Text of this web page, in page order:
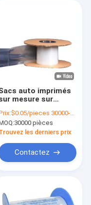
auto imprimés
mesure sur
pré-
Sacs auto
$0.05/pieces 30000-299999 pieces
30000 pièces
les derniers prix
Contactez